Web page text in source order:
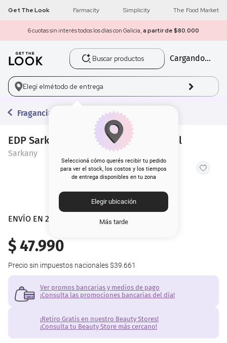
Get The Look Farmacity Simplicity The Food Market
6 cuotas sin interés todos los días con Galicia, a partir de $80.000
Buscar productos
Cargando...
Elegí elmétodo de entrega
Seleccioná cómo querés recibir tu pedido
para ver el stock, los costos y los tiempos
de entrega disponibles en tu zona
Elegir ubicación
Más tarde
Fragancias
EDP Sarkany Why Not Excess x 100 ml
Sarkany
ENVÍO EN 24 hs | AMBA
$47.990
Precio sin impuestos nacionales $39.661
Ver promos bancarias y medios de pago
¡Consulta las promociones bancarias del día!
¡Retiro Gratis en nuestro Beauty Stores!
¡Consulta tu Beauty Store más cercano!
1 get the look
2 máscara pestañas
3.
5. corrector
9. cher
10